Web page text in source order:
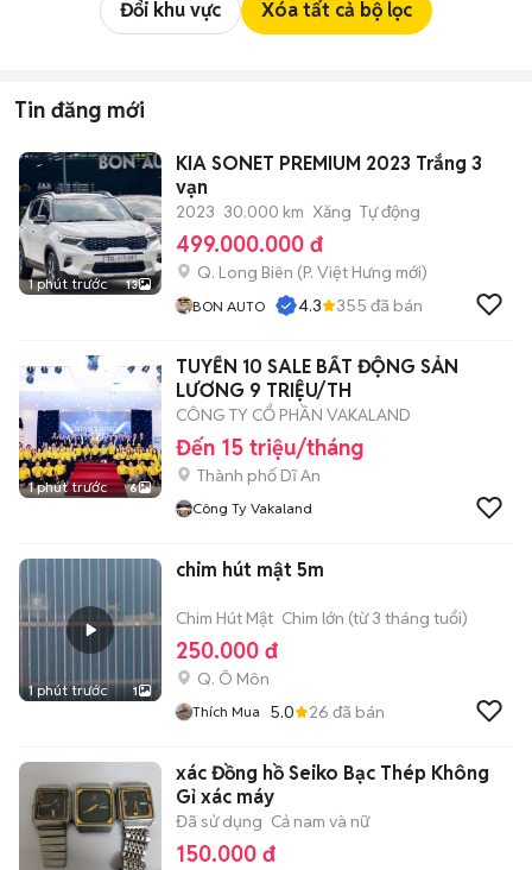
Đổi khu vực Xóa tất cả bộ lọc
Tin đăng mới
1 phút trước 13
KIA SONET PREMIUM 2023 Trắng 3
vạn
2023 30.000 km Xăng Tự động
499.000.000 đ
Q. Long Biên (P. Việt Hưng mới)
BON AUTO 4.3 355 đã bán
1 phút trước 6
TUYỂN 10 SALE BẤT ĐỘNG SẢN
LƯƠNG 9 TRIỆU/TH
CÔNG TY CỔ PHẦN VAKALAND
Đến 15 triệu/tháng
Thành phố Dĩ An
Công Ty Vakaland
1 phút trước 1
chim hút mật 5m
Chim Hút Mật Chim lớn (từ 3 tháng tuổi)
250.000 đ
Q. Ô Môn
Thích Mua 5.0 26 đã bán
xác Đồng hồ Seiko Bạc Thép Không
Gỉ xác máy
Đã sử dụng Cả nam và nữ
150.000 đ